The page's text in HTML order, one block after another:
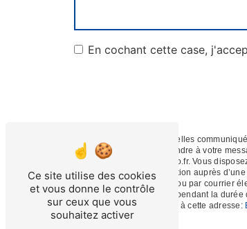
En cochant cette case,
** Les données personnelles
dans le seul but de répondre à votre
depan.service@wanadoo.fr. Vous
d’introduire une réclamation auprès
Communal, 61100 Flers ou par courrier
de prise de contact puis pendant la
téléphonique, disponible à cette adresse:
Ce site utilise des cookies
et vous donne le contrôle
sur ceux que vous
souhaitez activer